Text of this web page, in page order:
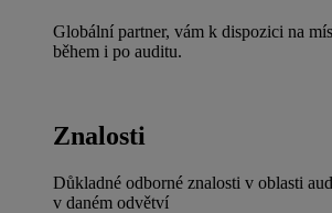
Globální partner, vám k dispozici na
během i po auditu.
Znalosti
Důkladné odborné znalosti v oblasti
v daném odvětví